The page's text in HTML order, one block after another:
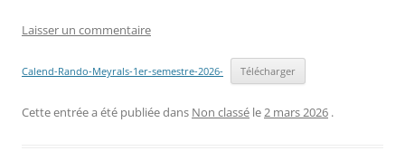
Laisser un commentaire
Calend-Rando-Meyrals-1er-semestre-2026- Télécharger
Cette entrée a été publiée dans Non classé le2 mars 2026 .